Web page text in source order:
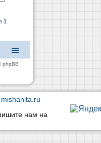
1
phpBB
mishanita.ru
нам на